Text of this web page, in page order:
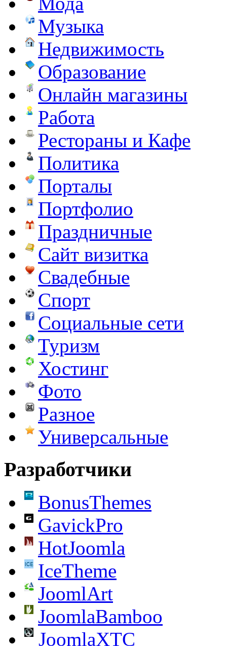
Музыка
Недвижимость
Образование
Онлайн магазины
Работа
Рестораны и Кафе
Политика
Порталы
Портфолио
Праздничные
Сайт визитка
Свадебные
Спорт
Социальные сети
Туризм
Хостинг
Фото
Разное
Универсальные
Разработчики
BonusThemes
GavickPro
HotJoomla
IceTheme
JoomlArt
JoomlaBamboo
JoomlaXTC